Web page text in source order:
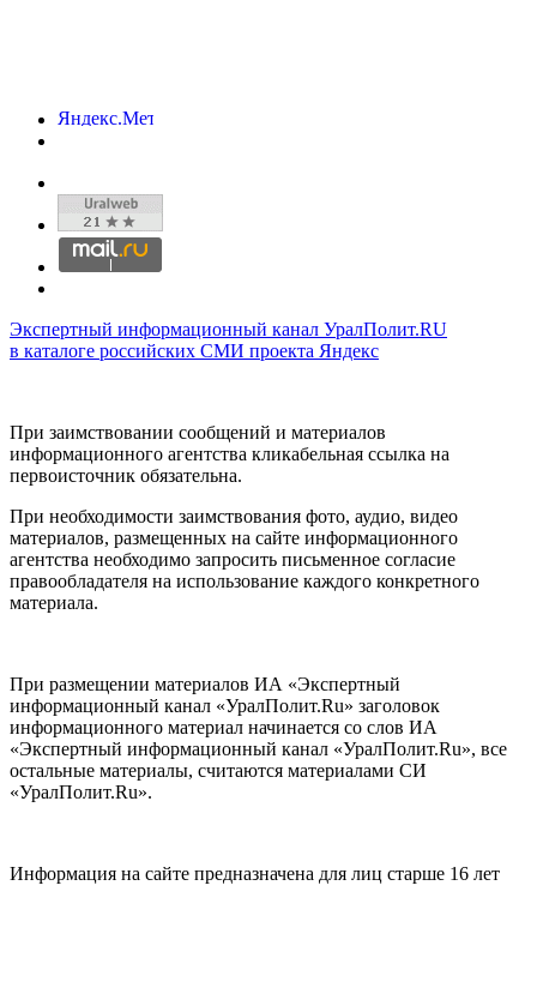
Экспертный информационный канал УралПолит.RU
в каталоге российских СМИ проекта Яндекс
При заимствовании сообщений и материалов
информационного агентства кликабельная ссылка на
первоисточник обязательна.
При необходимости заимствования фото, аудио, видео
материалов, размещенных на сайте информационного
агентства необходимо запросить письменное согласие
правообладателя на использование каждого конкретного
материала.
При размещении материалов ИА «Экспертный
информационный канал «УралПолит.Ru» заголовок
информационного материал начинается со слов ИА
«Экспертный информационный канал «УралПолит.Ru», все
остальные материалы, считаются материалами СИ
«УралПолит.Ru».
Информация на сайте предназначена для лиц старше 16 лет